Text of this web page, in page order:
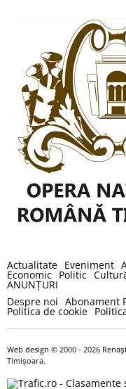
Actualitate Eveniment
Economic Politic
ANUNȚURI
Despre noi Abonament
Politica de cookie
Web design © 2000 - 2026
Timișoara.